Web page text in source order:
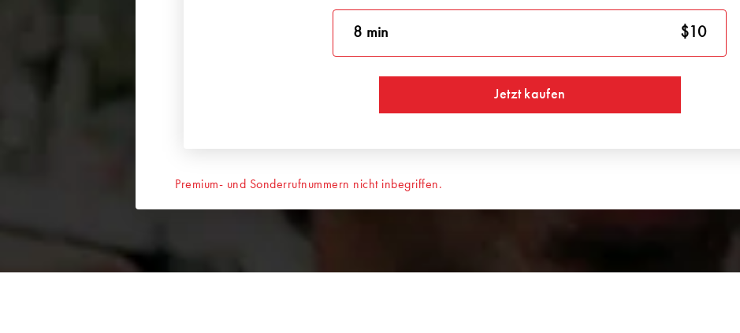
8 min $10
Jetzt kaufen
Premium- und Sonderrufnummern nicht inbegriffen.